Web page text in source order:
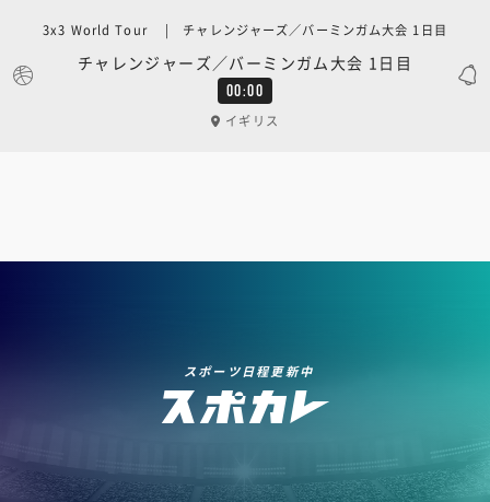
00:00
チャレンジャーズ／バーミンガム大会 1日目
3x3 World Tour | チャレンジャーズ／バーミンガム大会 1日目
イギリス
スポーツ日程更新中